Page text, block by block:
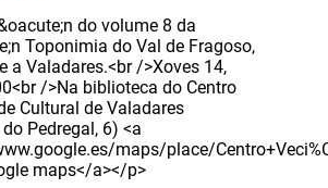
do volume 8 da
Toponimia do Val de Fragoso,
a Valadares.<br />Xoves 14,
/>Na biblioteca do Centro
Cultural de Valadares
Pedregal, 6) <a
maps/place/
maps</a></p>